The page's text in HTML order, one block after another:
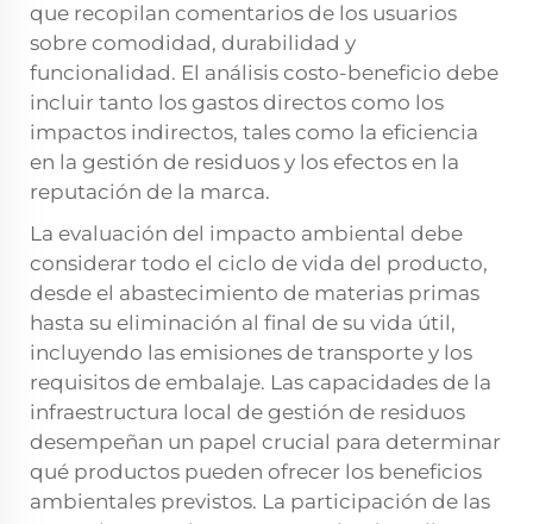
que recopilan comentarios de los usuarios
sobre comodidad, durabilidad y
funcionalidad. El análisis costo-beneficio debe
incluir tanto los gastos directos como los
impactos indirectos, tales como la eficiencia
en la gestión de residuos y los efectos en la
reputación de la marca.
La evaluación del impacto ambiental debe
considerar todo el ciclo de vida del producto,
desde el abastecimiento de materias primas
hasta su eliminación al final de su vida útil,
incluyendo las emisiones de transporte y los
requisitos de embalaje. Las capacidades de la
infraestructura local de gestión de residuos
desempeñan un papel crucial para determinar
qué productos pueden ofrecer los beneficios
ambientales previstos. La participación de las